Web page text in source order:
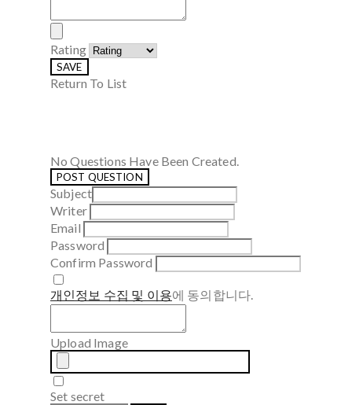
Rating
SAVE
Return To List
No Questions Have Been Created.
POST QUESTION
Subject
Writer
Email
Password
Confirm Password
개인정보 수집 및 이용에 동의합니다.
Upload Image
Set secret